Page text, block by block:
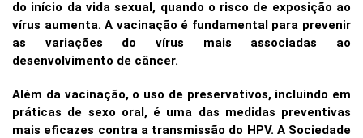
do início da vida sexual, quando o risco de exposição ao
vírus aumenta. A vacinação é fundamental para prevenir
as variações do vírus mais associadas ao
desenvolvimento de câncer.
Além da vacinação, o uso de preservativos, incluindo em
práticas de sexo oral, é uma das medidas preventivas
mais eficazes contra a transmissão do HPV. A Sociedade